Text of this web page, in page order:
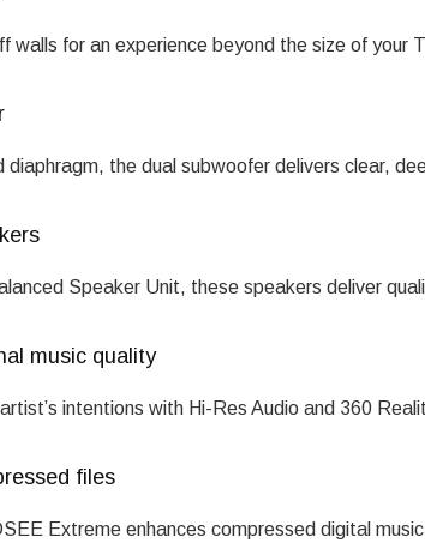
walls for an experience beyond the size of your
diaphragm, the dual subwoofer delivers clear,
Speaker Unit, these speakers deliver
music quality
intentions with Hi-Res Audio and 360
files
Extreme enhances compressed digital